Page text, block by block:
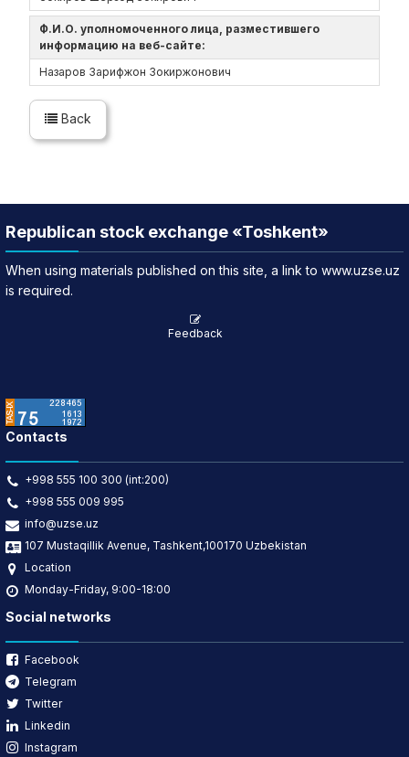
Ф.И.О. уполномоченного лица, разместившего
информацию на веб-сайте:
Назаров Зарифжон Зокиржонович
Back
Republican stock exchange «Toshkent»
When using materials published on this site, a link to www.uzse.uz
is required.
Feedback
Contacts
+998 555 100 300 (int:200)
+998 555 009 995
info@uzse.uz
107 Mustaqillik Avenue, Tashkent,100170 Uzbekistan
Location
Monday-Friday, 9:00-18:00
Social networks
Facebook
Telegram
Twitter
Linkedin
Instagram